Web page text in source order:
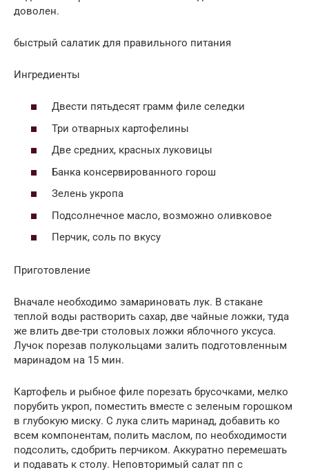
доволен.
быстрый салатик для правильного питания
Ингредиенты
Двести пятьдесят грамм филе селедки
Три отварных картофелины
Две средних, красных луковицы
Банка консервированного горош
Зелень укропа
Подсолнечное масло, возможно оливковое
Перчик, соль по вкусу
Приготовление
Вначале необходимо замариновать лук. В стакане
теплой воды растворить сахар, две чайные ложки, туда
же влить две-три столовых ложки яблочного уксуса.
Лучок порезав полукольцами залить подготовленным
маринадом на 15 мин.
Картофель и рыбное филе порезать брусочками, мелко
порубить укроп, поместить вместе с зеленым горошком
в глубокую миску. С лука слить маринад, добавить ко
всем компонентам, полить маслом, по необходимости
подсолить, сдобрить перчиком. Аккуратно перемешать
и подавать к столу. Неповторимый салат пп с